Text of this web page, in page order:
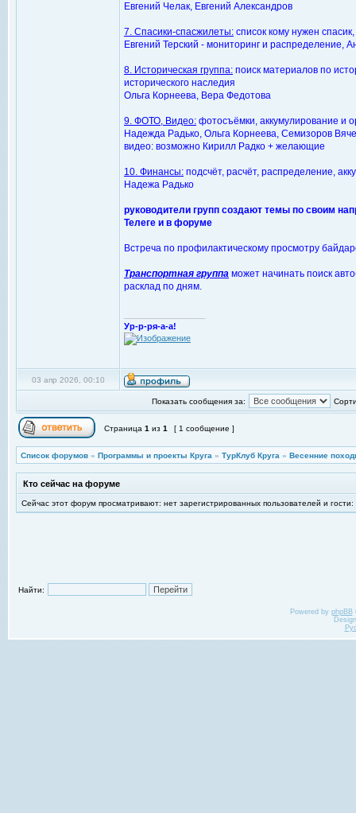
Евгений Челак, Евгений Александров
7. Спасики-спасжилеты: список кому нужен
Евгений Терский - мониторинг и распределение,
8. Историческая группа: поиск материалов по
исторического наследия
Ольга Корнеева, Вера Федотова
9. ФОТО, Видео: фотосъёмки, аккумулирование и
Надежда Радько, Ольга Корнеева, Семизоров
видео: возможно Кирилл Радко + желающие
10. Финансы: подсчёт, расчёт, распределение,
Надежа Радько
руководители групп создают темы по своим
Телеге и в форуме
Встреча по профилактическому просмотру
Транспортная группа может начинать поиск
расклад по дням.
Ур-р-ря-а-а!
03 апр 2026, 00:10
Показать сообщения за:
Страница 1 из 1 [ 1 сообщение ]
Список форумов » Программы и проекты Круга » ТурКлуб Круга » Весенние
Кто сейчас на форуме
Сейчас этот форум просматривают: нет зарегистрированных пользователей и гости:
Найти:
Powered by phpBB